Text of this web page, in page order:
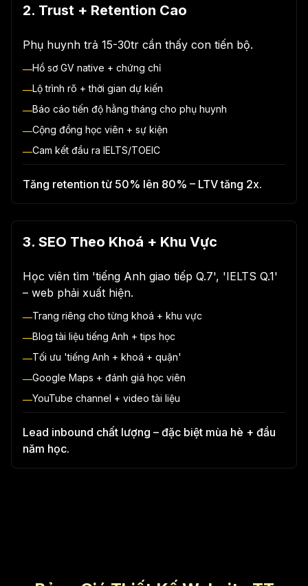
2. Trust + Retention Cao
Phụ huynh trả 15-30tr cần thấy con tiến bộ.
—Hồ sơ GV native + chứng chỉ
—Lộ trình rõ + thời gian dự kiến
—Báo cáo tiến độ hằng tháng cho phụ huynh
—Cộng đồng học viên + sự kiện
—Cam kết đầu ra IELTS/TOEIC
Tăng retention từ 50% lên 80% – LTV tăng 2x.
3. SEO Theo Khoá + Khu Vực
Học viên tìm 'tiếng Anh giao tiếp Q.7', 'IELTS Q.1'
– web phải xuất hiện.
—Trang riêng cho từng khoá + khu vực
—Blog tài liệu tiếng Anh + tips học
—Tối ưu 'tiếng Anh + khoá + quận'
—Google Maps + đánh giá học viên
—YouTube channel + video tài liệu
Lead inbound chất lượng – đặc biệt mùa hè + đầu
năm học.